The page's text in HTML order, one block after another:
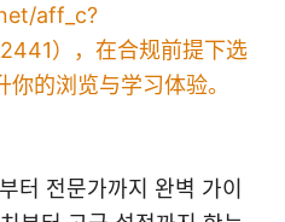
aff_c?
），在合规前提下选
的浏览与学习体验。
전문가까지 완벽 가이